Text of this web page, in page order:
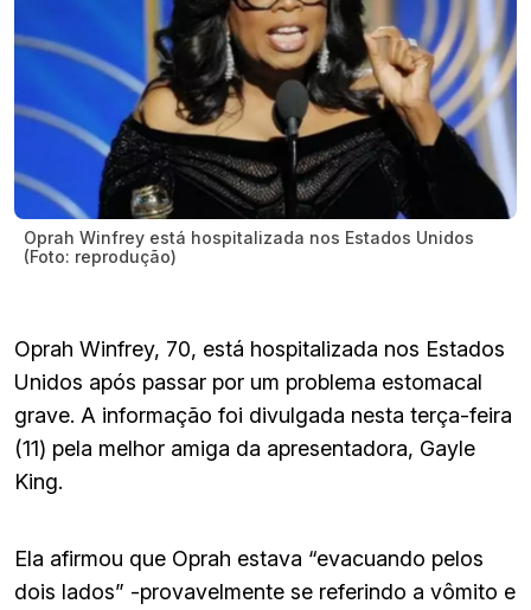
Oprah Winfrey está hospitalizada nos Estados Unidos
(Foto: reprodução)
Oprah Winfrey, 70, está hospitalizada nos Estados
Unidos após passar por um problema estomacal
grave. A informação foi divulgada nesta terça-feira
(11) pela melhor amiga da apresentadora, Gayle
King.
Ela afirmou que Oprah estava “evacuando pelos
dois lados” -provavelmente se referindo a vômito e